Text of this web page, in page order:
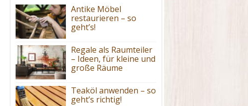
Antike Möbel
restaurieren – so
geht’s!
Regale als Raumteiler
– Ideen, für kleine und
große Räume
Teaköl anwenden – so
geht’s richtig!